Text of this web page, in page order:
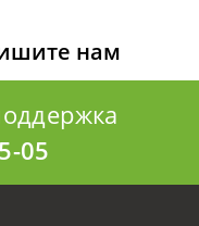
нам
05